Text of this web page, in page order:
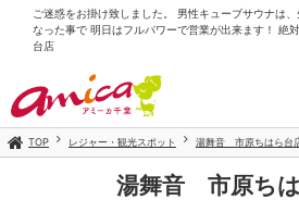
ご迷惑をお掛け致しました。 男性キューブサウナは
なった事で 明日はフルパワーで営業が出来ます！
台店
TOP レジャー・観光スポット 湯舞音 市原ちはら台
湯舞音 市原ち